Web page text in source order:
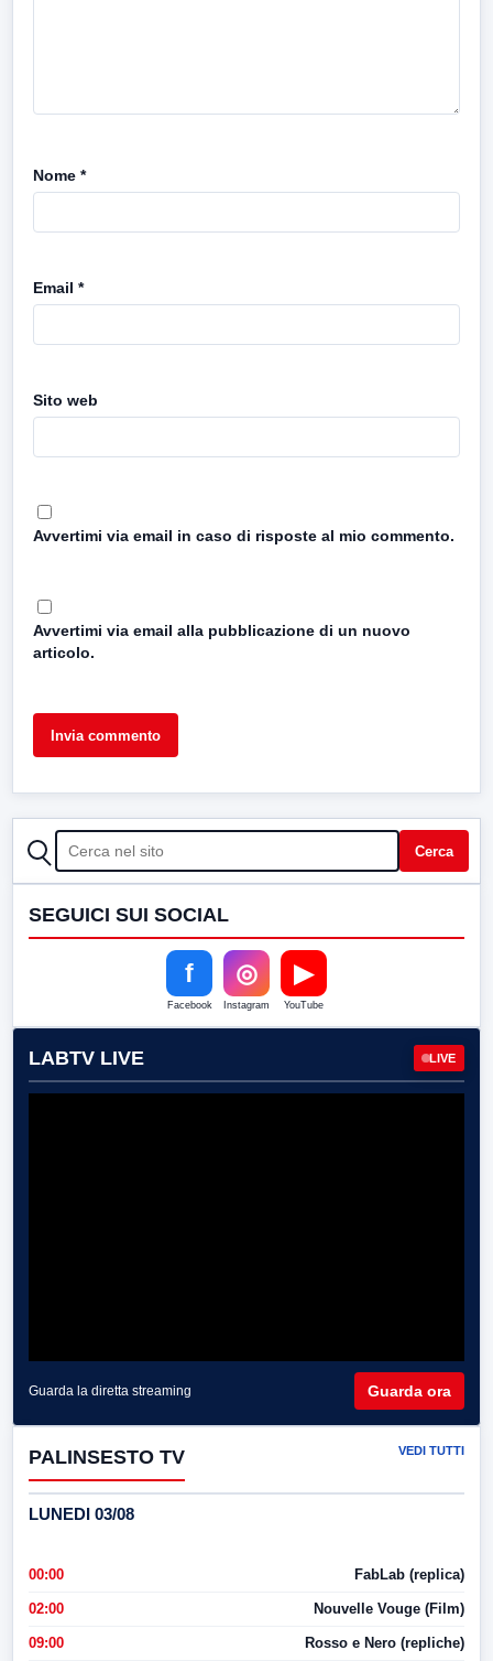
Nome *
Email *
Sito web
Avvertimi via email in caso di risposte al mio commento.
Avvertimi via email alla pubblicazione di un nuovo
articolo.
CERCA Cerca
SEGUICI SUI SOCIAL
f
Facebook
◎
Instagram
▶
YouTube
LABTV LIVE LIVE
Guarda la diretta streaming Guarda ora
PALINSESTO TV VEDI TUTTI
LUNEDI 03/08
00:00 FabLab (replica)
02:00 Nouvelle Vouge (Film)
09:00 Rosso e Nero (repliche)